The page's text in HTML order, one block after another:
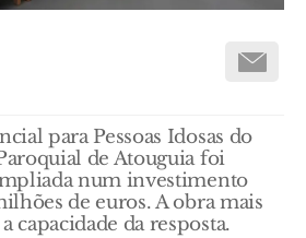
para Pessoas Idosas do
de Atouguia foi
num investimento
de euros. A obra mais
capacidade da resposta.